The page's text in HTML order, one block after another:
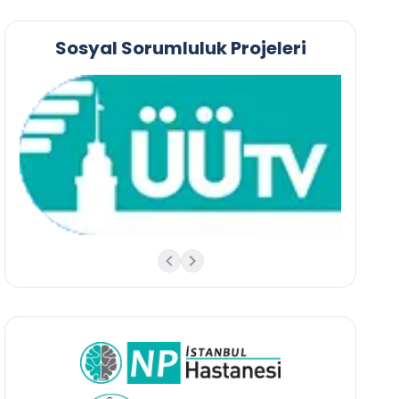
Sosyal Sorumluluk Projeleri